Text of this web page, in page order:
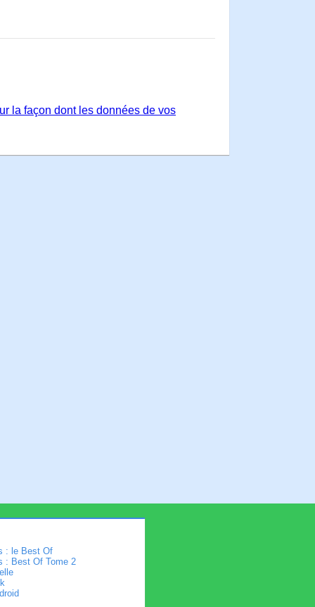
la façon dont les données de vos
: le Best Of
: Best Of Tome 2